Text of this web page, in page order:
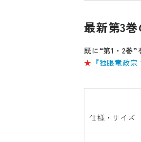
最新第3
既に“第1・2巻”
★ 『独眼竜政
仕様・サイズ